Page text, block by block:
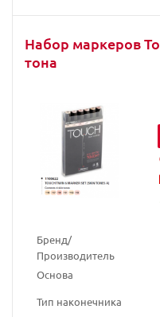
Набор маркеров
тона
Бренд/
Производитель
Основа
Тип наконечника